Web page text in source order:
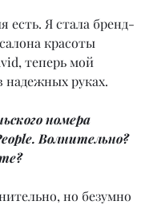
есть. Я стала бренд-
красоты
теперь мой
руках.
номера
Волнительно?
но безумно